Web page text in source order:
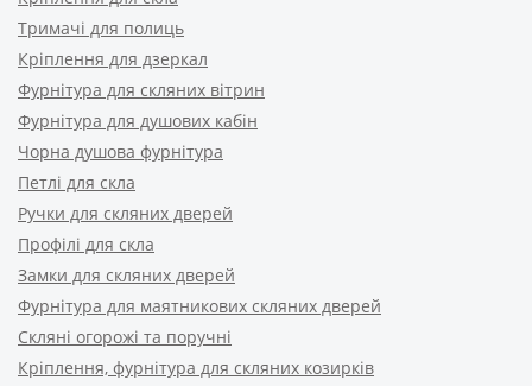
Тримачі для полиць
Кріплення для дзеркал
Фурнітура для скляних вітрин
Фурнітура для душових кабін
Чорна душова фурнітура
Петлі для скла
Ручки для скляних дверей
Профілі для скла
Замки для скляних дверей
Фурнітура для маятникових скляних дверей
Скляні огорожі та поручні
Кріплення, фурнітура для скляних козирків